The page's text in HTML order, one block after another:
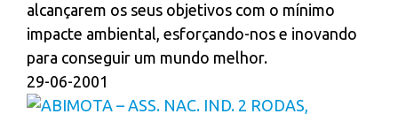
alcançarem os seus objetivos com o mínimo
impacte ambiental, esforçando-nos e inovando
para conseguir um mundo melhor.
29-06-2001